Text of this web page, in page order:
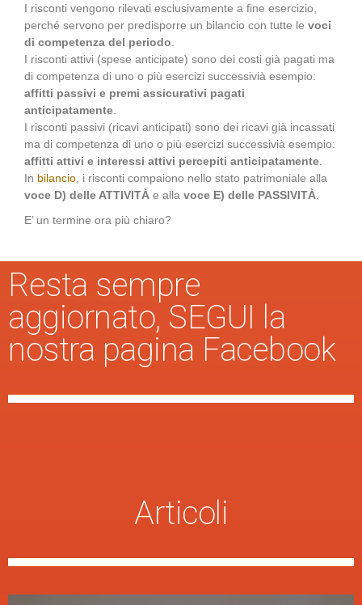
I risconti vengono rilevati esclusivamente a fine esercizio,
perché servono per predisporre un bilancio con tutte le voci
di competenza del periodo
I risconti attivi (spese anticipate) sono dei costi già pagati ma
di competenza di uno o più esercizi successivià esempio:
affitti passivi e premi assicurativi pagati
anticipatamente
I risconti passivi (ricavi anticipati) sono dei ricavi già incassati
ma di competenza di uno o più esercizi successivià esempio:
affitti attivi e interessi attivi percepiti anticipatamente
In bilancio , i risconti compaiono nello stato patrimoniale alla
voce D) delle ATTIVITÀ e alla voce E) delle PASSIVITÀ
E’ un termine ora più chiaro?
Resta sempre
aggiornato, SEGUI la
nostra pagina Facebook
Articoli